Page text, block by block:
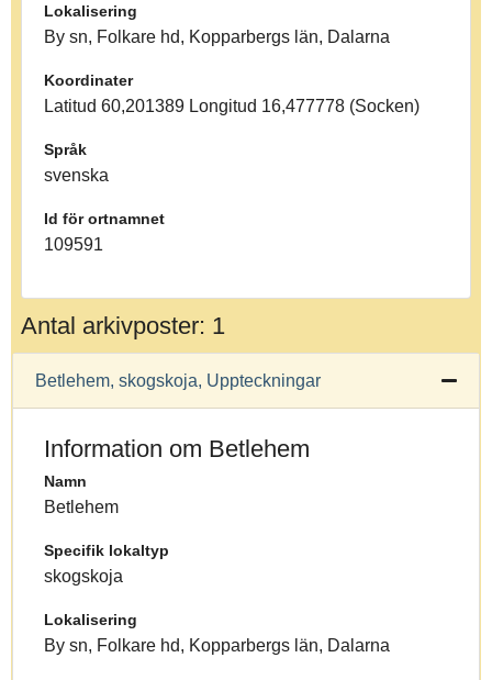
Lokalisering
By sn, Folkare hd, Kopparbergs län, Dalarna
Koordinater
Latitud 60,201389 Longitud 16,477778 (Socken)
Språk
svenska
Id för ortnamnet
109591
Antal arkivposter: 1
Betlehem, skogskoja, Uppteckningar
Information om Betlehem
Namn
Betlehem
Specifik lokaltyp
skogskoja
Lokalisering
By sn, Folkare hd, Kopparbergs län, Dalarna